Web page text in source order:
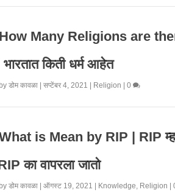
How Many Religions are
किती धर्म आहेत
by डोम कावळा| सप्टेंबर 4, 2021 Religion 0
is Mean by RIP | RIP
का वापरला जातो
by डोम कावळा| ऑगस्ट 19, 2021 Knowledge, Religion